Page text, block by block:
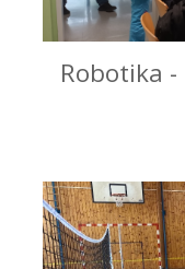
Robotika